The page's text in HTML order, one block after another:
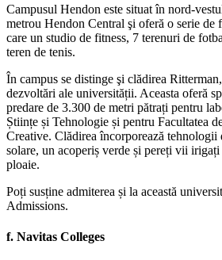
Campusul Hendon este situat în nord-
metrou Hendon Central şi oferă o serie
care un studio de fitness, 7 terenuri de
teren de tenis.
În campus se distinge şi clădirea
dezvoltări ale universității. Aceasta oferă
predare de 3.300 de metri pătrați pentru
Științe și Tehnologie și pentru Facultatea
Creative. Clădirea încorporează
solare, un acoperiș verde și pereți vii
ploaie.
Poți susține admiterea și la această
Admissions.
f. Navitas Colleges